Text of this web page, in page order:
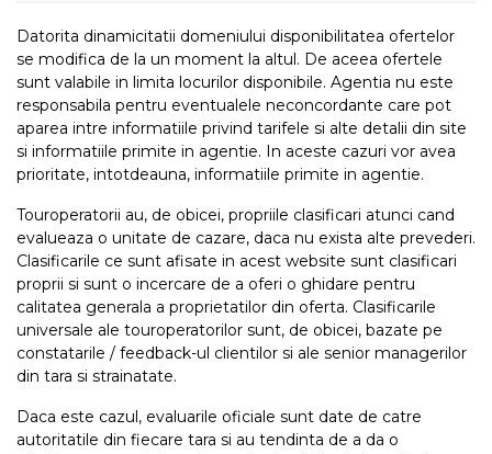
Datorita dinamicitatii domeniului disponibilitatea ofertelor
se modifica de la un moment la altul. De aceea ofertele
sunt valabile in limita locurilor disponibile. Agentia nu este
responsabila pentru eventualele neconcordante care pot
aparea intre informatiile privind tarifele si alte detalii din site
si informatiile primite in agentie. In aceste cazuri vor avea
prioritate, intotdeauna, informatiile primite in agentie.
Touroperatorii au, de obicei, propriile clasificari atunci cand
evalueaza o unitate de cazare, daca nu exista alte prevederi.
Clasificarile ce sunt afisate in acest website sunt clasificari
proprii si sunt o incercare de a oferi o ghidare pentru
calitatea generala a proprietatilor din oferta. Clasificarile
universale ale touroperatorilor sunt, de obicei, bazate pe
constatarile / feedback-ul clientilor si ale senior managerilor
din tara si strainatate.
Daca este cazul, evaluarile oficiale sunt date de catre
autoritatile din fiecare tara si au tendinta de a da o